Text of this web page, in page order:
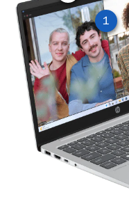
1